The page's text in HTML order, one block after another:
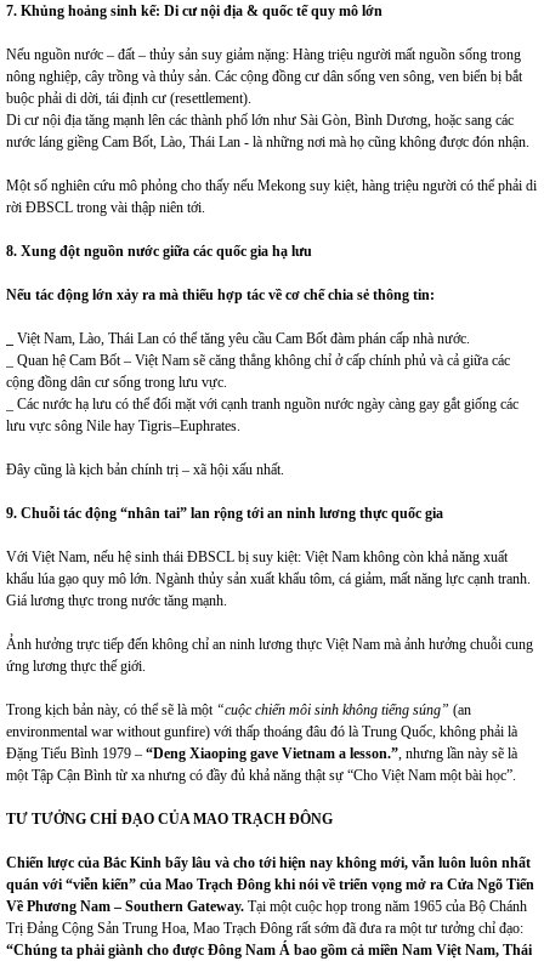
7. Khủng hoảng sinh kế: Di cư nội địa & quốc tế quy mô lớn
Nếu nguồn nước – đất – thủy sản suy giảm nặng: Hàng triệu người mất nguồn sống trong
nông nghiệp, cây trồng và thủy sản. Các cộng đồng cư dân sống ven sông, ven biển bị bắt
buộc phải di dời, tái định cư (resettlement).
Di cư nội địa tăng mạnh lên các thành phố lớn như Sài Gòn, Bình Dương, hoặc sang các
nước láng giềng Cam Bốt, Lào, Thái Lan - là những nơi mà họ cũng không được đón nhận.
Một số nghiên cứu mô phỏng cho thấy nếu Mekong suy kiệt, hàng triệu người có thể phải di
rời ĐBSCL trong vài thập niên tới.
8. Xung đột nguồn nước giữa các quốc gia hạ lưu
Nếu tác động lớn xảy ra mà thiếu hợp tác về cơ chế chia sẻ thông tin:
Việt Nam, Lào, Thái Lan có thể tăng yêu cầu Cam Bốt đàm phán cấp nhà nước.
_ Quan hệ Cam Bốt – Việt Nam sẽ căng thẳng không chỉ ở cấp chính phủ và cả giữa các
cộng đồng dân cư sống trong lưu vực.
_ Các nước hạ lưu có thể đối mặt với cạnh tranh nguồn nước ngày càng gay gắt giống các
lưu vực sông Nile hay Tigris–Euphrates.
Đây cũng là kịch bản chính trị – xã hội xấu nhất.
9. Chuỗi tác động “nhân tai” lan rộng tới an ninh lương thực quốc gia
Với Việt Nam, nếu hệ sinh thái ĐBSCL bị suy kiệt: Việt Nam không còn khả năng xuất
khẩu lúa gạo quy mô lớn. Ngành thủy sản xuất khẩu tôm, cá giảm, mất năng lực cạnh tranh.
Giá lương thực trong nước tăng mạnh.
Ảnh hưởng trực tiếp đến không chỉ an ninh lương thực Việt Nam mà ảnh hưởng chuỗi cung
ứng lương thực thế giới.
Trong kịch bản này, có thể sẽ là một “cuộc chiến môi sinh không tiếng súng” (an
environmental war without gunfire) với thấp thoáng đâu đó là Trung Quốc, không phải là
Đặng Tiểu Bình 1979 – “Deng Xiaoping gave Vietnam a lesson.”, nhưng lần này sẽ là
một Tập Cận Bình từ xa nhưng có đầy đủ khả năng thật sự “Cho Việt Nam một bài học”.
TƯ TƯỞNG CHỈ ĐẠO CỦA MAO TRẠCH ĐÔNG
Chiến lược của Bắc Kinh bấy lâu và cho tới hiện nay không mới, vẫn luôn luôn nhất
quán với “viễn kiến” của Mao Trạch Đông khi nói về triển vọng mở ra Cửa Ngõ Tiến
Về Phương Nam – Southern Gateway. Tại một cuộc họp trong năm 1965 của Bộ Chánh
Trị Đảng Cộng Sản Trung Hoa, Mao Trạch Đông rất sớm đã đưa ra một tư tưởng chỉ đạo:
“Chúng ta phải giành cho được Đông Nam Á bao gồm cả miền Nam Việt Nam, Thái